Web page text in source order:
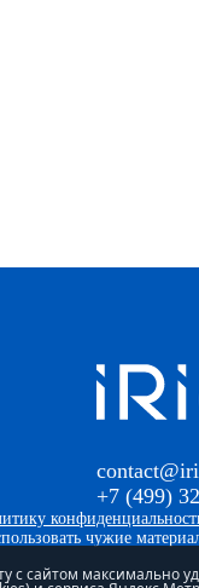
+7 (499)
чужие
с сайтом